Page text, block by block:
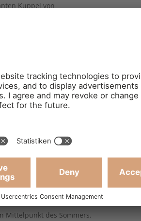
Kuppel von
Himmel und Erde
an denen in der
summen.
mit viel Gefühl
Steinwände, Holzdecken
modernem Design: große
und Außen. Die fünf
und Freunde oder
im Obergeschoss
und einem
eine Atmosphäre
entfaltet sich die ganze
wiegen sich im
für Frühstück oder
Mittelpunkt des Sommers.